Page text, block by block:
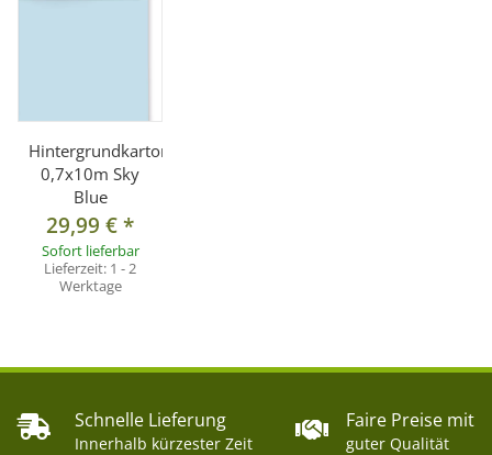
Hintergrundkarton
0,7x10m Sky
Blue
29,99 €*
Sofort lieferbar
Lieferzeit: 1 - 2
Werktage
Schnelle Lieferung
Innerhalb kürzester Zeit
Faire Preise mit
guter Qualität